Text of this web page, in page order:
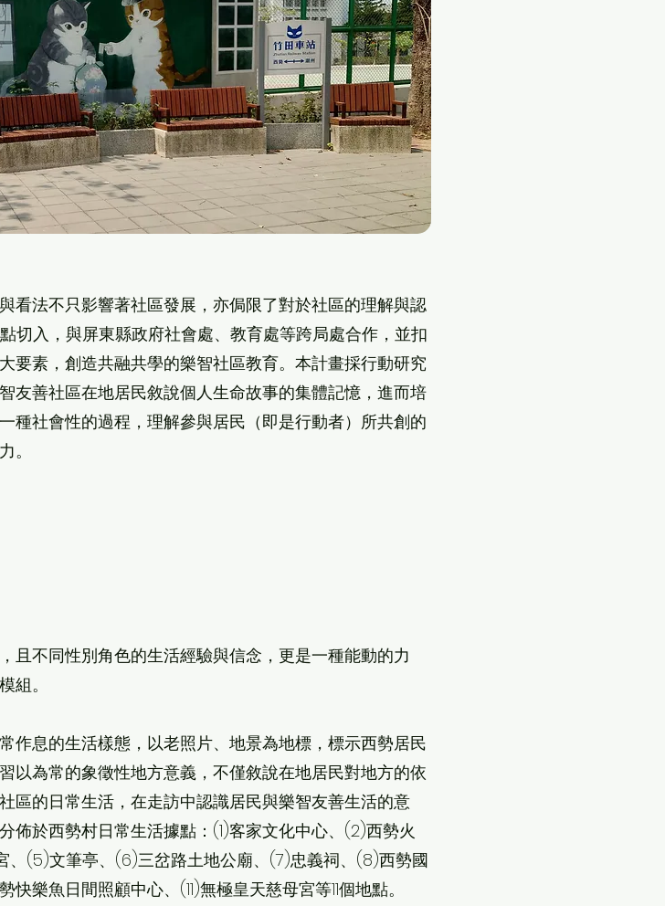
看法不只影響著社區發展，亦侷限了對於社區的理解與認
入，與屏東縣政府社會處、教育處等跨局處合作，並扣
要素，創造共融共學的樂智社區教育。本計畫採行動研究
友善社區在地居民敘說個人生命故事的集體記憶，進而培
種社會性的過程，理解參與居民（即是行動者）所共創的
。
且不同性別角色的生活經驗與信念，更是一種能動的力
組。
作息的生活樣態，以老照片、地景為地標，標示西勢居民
以為常的象徵性地方意義，不僅敘說在地居民對地方的依
區的日常生活，在走訪中認識居民與樂智友善生活的意
佈於西勢村日常生活據點：(1)客家文化中心、(2)西勢火
(5)文筆亭、(6)三岔路土地公廟、(7)忠義祠、(8)西勢國
樂魚日間照顧中心、(11)無極皇天慈母宮等11個地點。